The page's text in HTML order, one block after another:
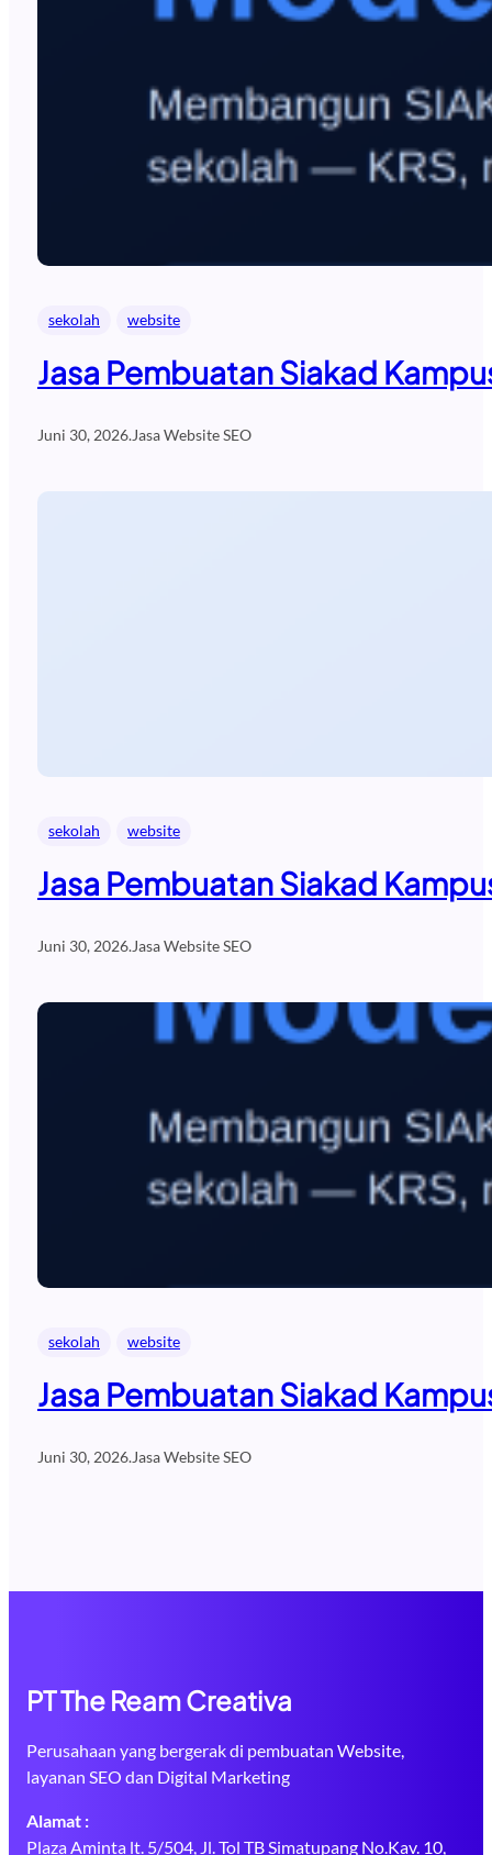
sekolah website
Jasa Pembuatan Siakad
Juni 30, 2026.Jasa Website SEO
sekolah website
Jasa Pembuatan Siakad
Juni 30, 2026.Jasa Website SEO
sekolah website
Jasa Pembuatan Siakad
Juni 30, 2026.Jasa Website SEO
PT The Ream Creativa
Perusahaan yang bergerak di pembuatan Website,
layanan SEO dan Digital Marketing
Alamat :
Plaza Aminta lt. 5/504, Jl. Tol TB Simatupang No.Kav. 10,